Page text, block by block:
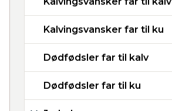
Kalvingsvansker far til ku
Dødfødsler far til kalv
Dødfødsler far til ku